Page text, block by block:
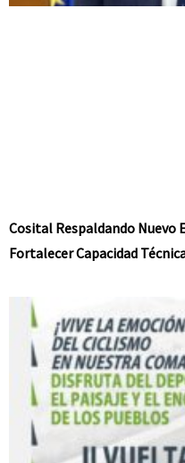
Cosital Respaldando Nuevo
Fortalecer Capacidad